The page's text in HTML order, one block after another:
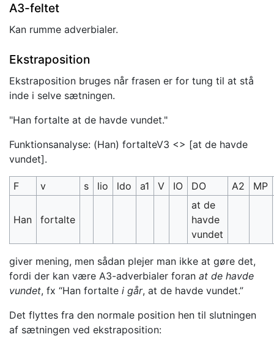
A3-feltet
Kan rumme adverbialer.
Ekstraposition
Ekstraposition bruges når frasen er for tung til at stå
inde i selve sætningen.
"Han fortalte at de havde vundet."
Funktionsanalyse: (Han) fortalteV3 <> [at de havde
vundet].
F v s lio ldo a1 V IO DO A2 MP
Han fortalte
at de
havde
vundet
giver mening, men sådan plejer man ikke at gøre det,
fordi der kan være A3-adverbialer foran at de havde
vundet, fx “Han fortalte i går, at de havde vundet.”
Det flyttes fra den normale position hen til slutningen
af sætningen ved ekstraposition: